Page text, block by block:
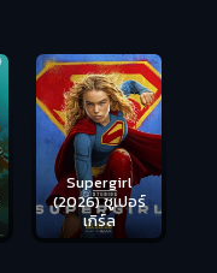
Supergirl
(2026) ซูเปอร์
เกิร์ล